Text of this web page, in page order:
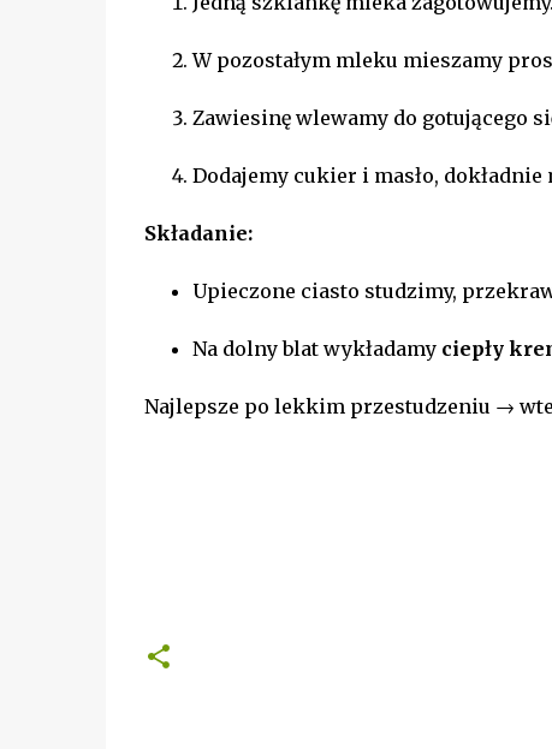
W pozostałym mleku mieszamy
Zawiesinę wlewamy do gotującego
Dodajemy cukier i masło,
Składanie:
Upieczone ciasto studzimy,
Na dolny blat wykładamy ciepły
Najlepsze po lekkim przestudzeniu →